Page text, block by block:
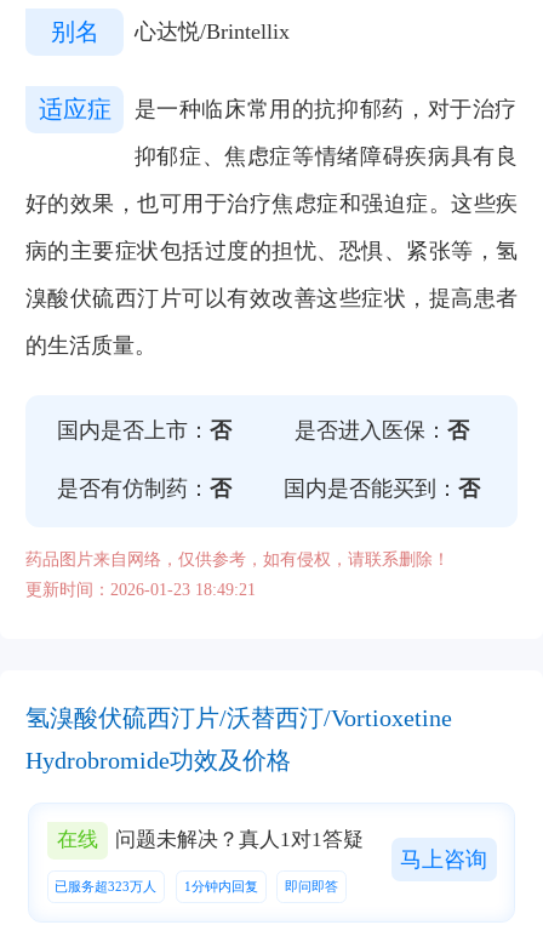
别名 心达悦/Brintellix
适应症
是一种临床常用的抗抑郁药，对于治疗
抑郁症、焦虑症等情绪障碍疾病具有良
好的效果，也可用于治疗焦虑症和强迫症。这些疾
病的主要症状包括过度的担忧、恐惧、紧张等，氢
溴酸伏硫西汀片可以有效改善这些症状，提高患者
的生活质量。
国内是否上市： 否 是否进入医保： 否
是否有仿制药： 否 国内是否能买到： 否
药品图片来自网络，仅供参考，如有侵权，请联系删除！
更新时间：2026-01-23 18:49:21
氢溴酸伏硫西汀片/沃替西汀/Vortioxetine
Hydrobromide功效及价格
在线 问题未解决？真人1对1答疑
已服务超323万人 1分钟内回复 即问即答
马上咨询